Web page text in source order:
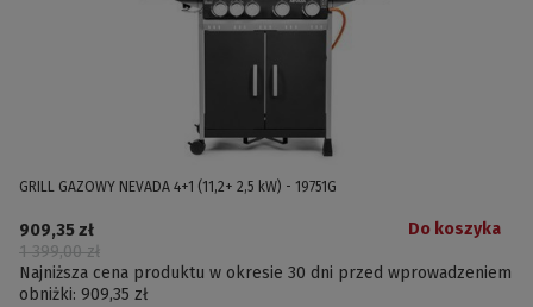
GRILL GAZOWY NEVADA 4+1 (11,2+ 2,5 kW) - 19751G
909,35 zł
1 399,00 zł
Najniższa cena produktu w okresie 30 dni przed wprowadzeniem
obniżki: 909,35 zł
Do koszyka